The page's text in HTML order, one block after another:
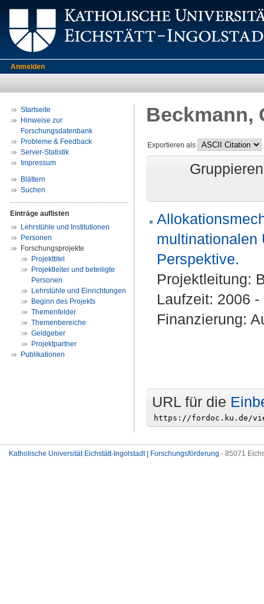
Anmelden
Startseite
Hinweise zur
Forschungsdatenbank
Probleme & Feedback
Server-Statistik
Impressum
Blättern
Suchen
Einträge auflisten
Lehrstühle und Institutionen
Personen
Forschungsprojekte
Projekttitel
Projektleiter und beteiligte
Personen
Lehrstühle und Einrichtungen
Beginn des Projekts
Themenfelder
Themenbereiche
Geldgeber
Projektpartner
Publikationen
Beckmann,
Exportieren als
multinationalen
Perspektive.
Projektleitung:
Laufzeit: 2006
Finanzierung:
URL für die
Katholische Universität Eichstätt-Ingolstadt | Forschungsförderung - 85071